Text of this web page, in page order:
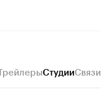
СтудииСвязи